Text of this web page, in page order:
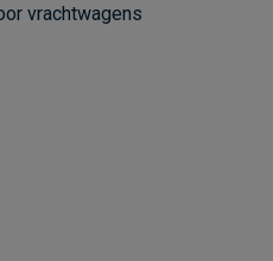
vrachtwagens